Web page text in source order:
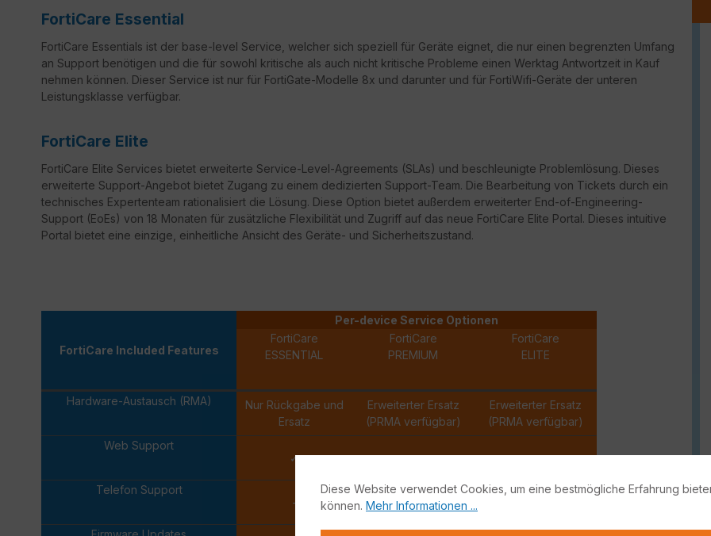
FortiCare Essential
FortiCare Essentials ist der base-level Service, welcher sich speziell für Geräte eignet, die nur einen begrenzten Umfang
an Support benötigen und die für sowohl kritische als auch nicht kritische Probleme einen Werktag Antwortzeit in Kauf
nehmen können. Dieser Service ist nur für FortiGate-Modelle 8x und darunter und für FortiWifi-Geräte der unteren
Leistungsklasse verfügbar.
FortiCare Elite
FortiCare Elite Services bietet erweiterte Service-Level-Agreements (SLAs) und beschleunigte Problemlösung. Dieses
erweiterte Support-Angebot bietet Zugang zu einem dedizierten Support-Team. Die Bearbeitung von Tickets durch ein
technisches Expertenteam rationalisiert die Lösung. Diese Option bietet außerdem erweiterter End-of-Engineering-
Support (EoEs) von 18 Monaten für zusätzliche Flexibilität und Zugriff auf das neue FortiCare Elite Portal. Dieses intuitive
Portal bietet eine einzige, einheitliche Ansicht des Geräte- und Sicherheitszustand.
FortiCare Included Features
Per-device Service Optionen
FortiCare
ESSENTIAL
FortiCare
PREMIUM
FortiCare
ELITE
Hardware-Austausch (RMA)
Nur Rückgabe und
Ersatz
Erweiterter Ersatz
(PRMA verfügbar)
Erweiterter Ersatz
(PRMA verfügbar)
Web Support
✓
✓ ✓
Telefon Support
-
✓
Diese Website verwendet Cookies, um eine bestmögliche Erfahrung
können. Mehr Informationen ...